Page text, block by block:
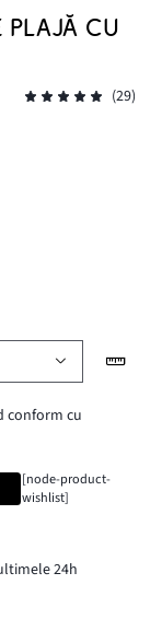
PLAJĂ CU
(29)
conform cu
[node-product-
wishlist]
24h